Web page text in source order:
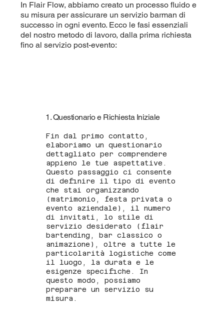
In Flair Flow, abbiamo creato un processo fluido e
su misura per assicurare un servizio barman di
successo in ogni evento. Ecco le fasi essenziali
del nostro metodo di lavoro, dalla prima richiesta
fino al servizio post-evento:
1. Questionario e Richiesta Iniziale
Fin dal primo contatto,
elaboriamo un questionario
dettagliato per comprendere
appieno le tue aspettative.
Questo passaggio ci consente
di definire il tipo di evento
che stai organizzando
(matrimonio, festa privata o
evento aziendale), il numero
di invitati, lo stile di
servizio desiderato (flair
bartending, bar classico o
animazione), oltre a tutte le
particolarità logistiche come
il luogo, la durata e le
esigenze specifiche. In
questo modo, possiamo
preparare un servizio su
misura.